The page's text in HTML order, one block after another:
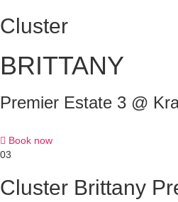
Cluster
BRITTANY
Premier Estate 3 @
Book now
03
Cluster Brittany